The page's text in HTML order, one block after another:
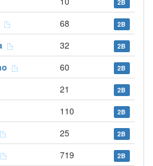
2B
68 2B
32 2B
60 2B
21 2B
110 2B
25 2B
719 2B